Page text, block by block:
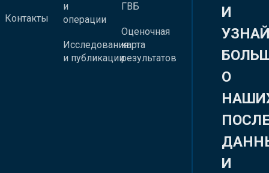
Контакты
и
операции
Исследования
и публикации
ГВБ
Оценочная
карта
результатов
И
О
И